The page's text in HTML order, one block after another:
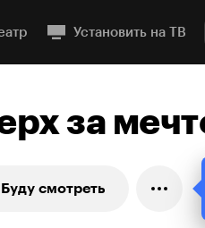
Установить на ТВ
за
Буду смотреть